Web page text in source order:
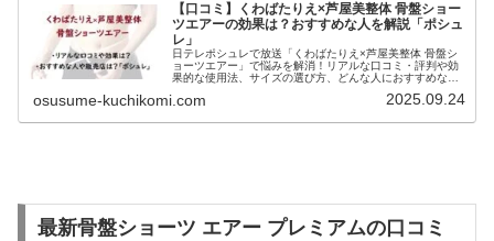
【口コミ】くわばたりえ×芦屋美整体 骨盤ショー
ツエアーの効果は？おすすめな人を解説「ポシュ
レ」
日テレポシュレで放送「くわばたりえ×芦屋美整体 骨盤シ
ョーツエアー」で悩みを解消！リアルな口コミ・評判や効
果的な使用法、サイズの選び方、どんな人におすすめなの
る一枚を見つけましょう。
osusume-kuchikomi.com 2025.09.24
最新骨盤ショーツ エアー プレミアムの口コミ